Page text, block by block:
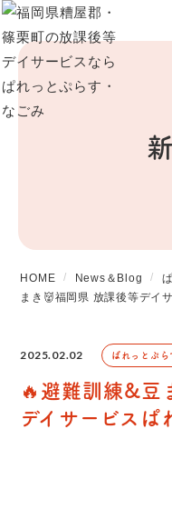
HOME News＆Blog
まき👹福岡県 放課後等デイ
2025.02.02 ぱれっとぷ
🔥避難訓練&豆
デイサービスぱ